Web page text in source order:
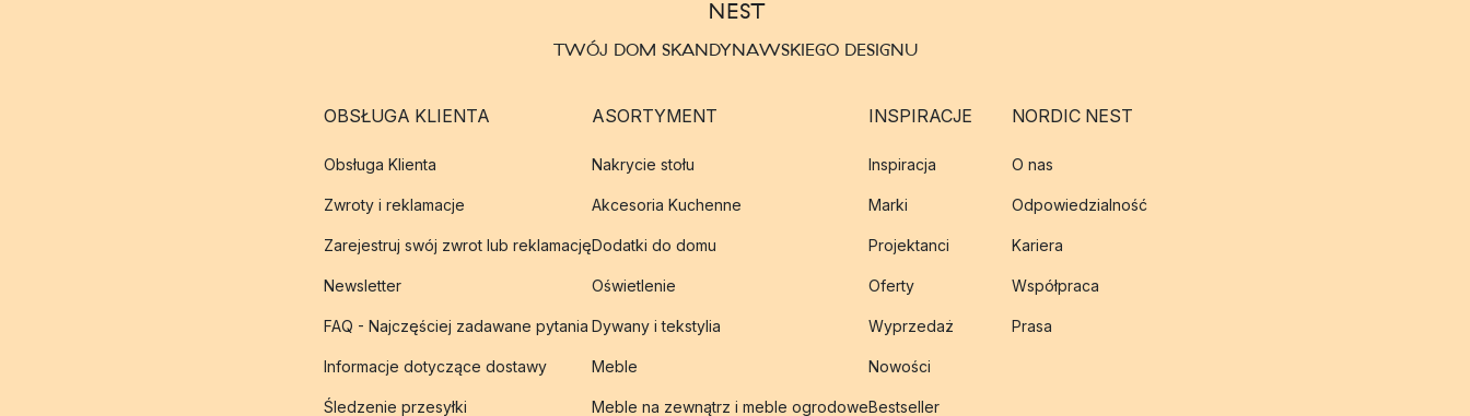
TWÓJ DOM SKANDYNAWSKIEGO DESIGNU
OBSŁUGA KLIENTA
Obsługa Klienta
Zwroty i reklamacje
Zarejestruj swój zwrot lub reklamację
Newsletter
FAQ - Najczęściej zadawane pytania
Informacje dotyczące dostawy
Śledzenie przesyłki
ASORTYMENT
Nakrycie stołu
Akcesoria Kuchenne
Dodatki do domu
Oświetlenie
Dywany i tekstylia
Meble
Meble na zewnątrz i meble ogrodowe
INSPIRACJE
Inspiracja
Marki
Projektanci
Oferty
Wyprzedaż
Nowości
Bestseller
NORDIC NEST
O nas
Odpowiedzialność
Kariera
Współpraca
Prasa